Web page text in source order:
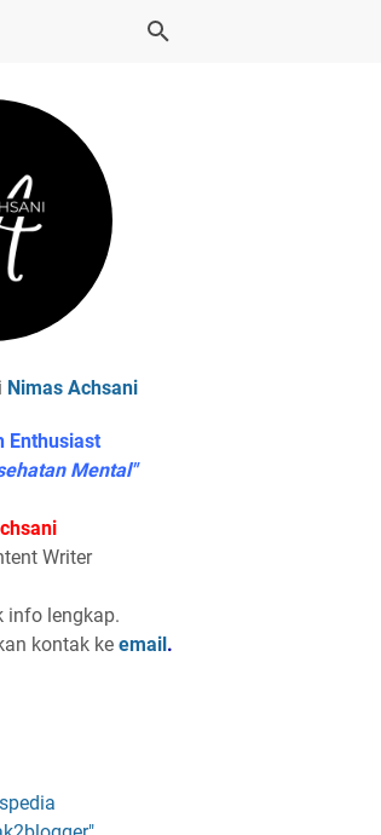
Nimas Achsani
Enthusiast
Mental"
Writer
info lengkap.
kontak ke email.